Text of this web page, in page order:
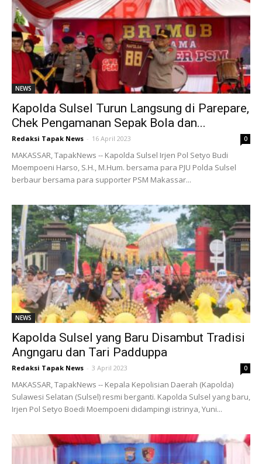
NEWS
Kapolda Sulsel Turun Langsung di Parepare,
Chek Pengamanan Sepak Bola dan...
Redaksi Tapak News - 16 April 2023 0
MAKASSAR, TapakNews -- Kapolda Sulsel Irjen Pol Setyo Budi
Moempoeni Harso, S.H., M.Hum. bersama para PJU Polda Sulsel
berbaur bersama para supporter PSM Makassar...
NEWS
Kapolda Sulsel yang Baru Disambut Tradisi
Angngaru dan Tari Padduppa
Redaksi Tapak News - 3 April 2023 0
MAKASSAR, TapakNews -- Kepala Kepolisian Daerah (Kapolda)
Sulawesi Selatan (Sulsel) resmi berganti. Kapolda Sulsel yang baru,
Irjen Pol Setyo Boedi Moempoeni didampingi istrinya, Yuni...